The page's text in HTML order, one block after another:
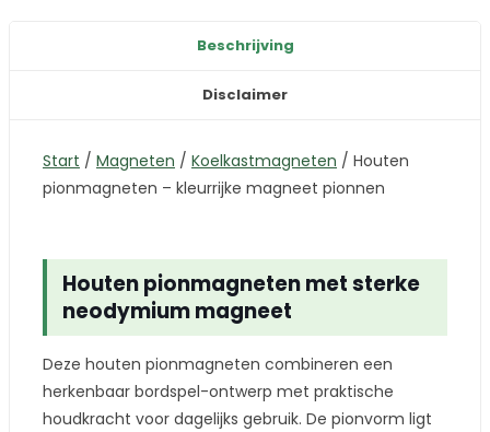
Beschrijving
Disclaimer
Start / Magneten / Koelkastmagneten / Houten
pionmagneten – kleurrijke magneet pionnen
Houten pionmagneten met sterke
neodymium magneet
Deze houten pionmagneten combineren een
herkenbaar bordspel-ontwerp met praktische
houdkracht voor dagelijks gebruik. De pionvorm ligt